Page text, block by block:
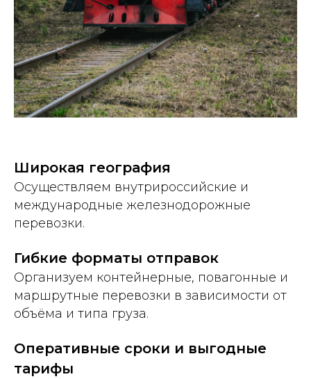
Широкая география
Осуществляем внутрироссийские и
международные железнодорожные
перевозки.
Гибкие форматы отправок
Организуем контейнерные, повагонные и
маршрутные перевозки в зависимости от
объёма и типа груза.
Оперативные сроки и выгодные
тарифы